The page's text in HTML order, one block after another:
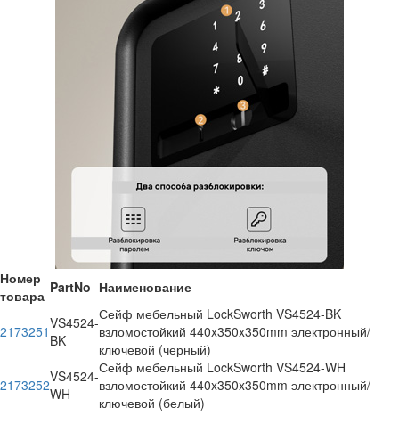
Номер
товара PartNo Наименование
2173251VS4524-
BK
Сейф мебельный LockSworth VS4524-BK
взломостойкий 440x350x350mm электронный/
ключевой (черный)
2173252VS4524-
WH
Сейф мебельный LockSworth VS4524-WH
взломостойкий 440x350x350mm электронный/
ключевой (белый)